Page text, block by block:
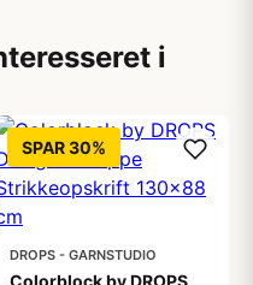
i
SPAR 30%
DROPS - GARNSTUDIO
Colorblock by DROPS